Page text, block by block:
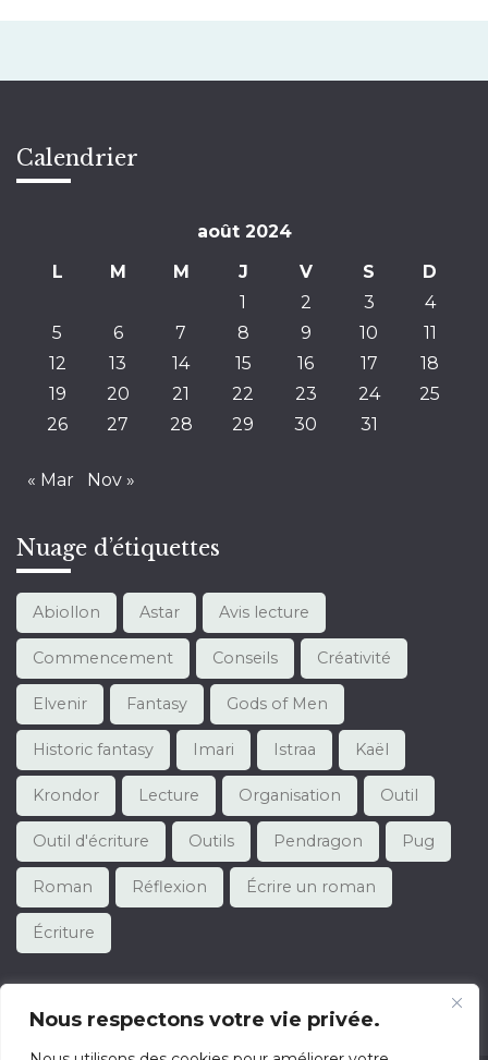
Nous respectons votre vie privée.
Calendrier
août 2024
L
M M J V S
D
1
2 3
4
5
6 7 8 9 10
11
12
13 14 15 16 17
18
19
20 21 22 23 24
25
26
27 28 29 30 31
« Mar Nov »
Nuage d’étiquettes
Abiollon Astar Avis lecture
Commencement Conseils Créativité
Elvenir Fantasy Gods of Men
Historic fantasy Imari Istraa Kaël
Krondor Lecture Organisation Outil
Outil d'écriture Outils Pendragon Pug
Roman Réflexion Écrire un roman
Écriture